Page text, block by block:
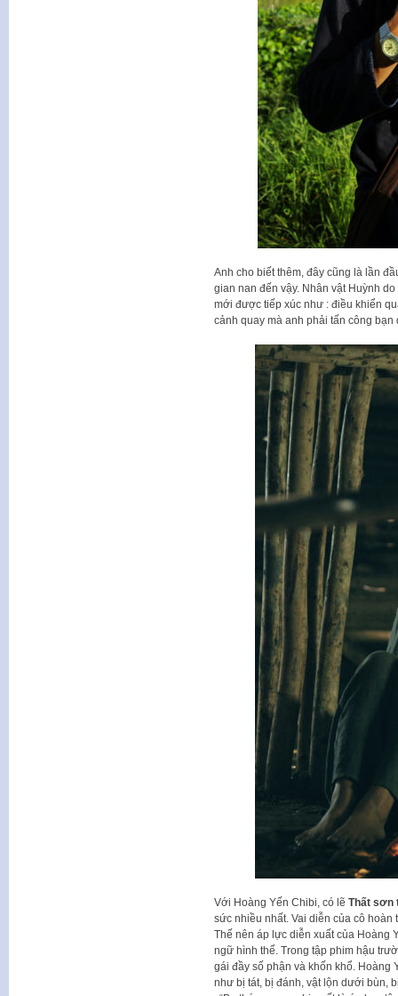
Anh cho biết thêm, đây cũng là lần
gian nan đến vậy. Nhân vật Huỳnh
mới được tiếp xúc như : điều khiển
cảnh quay mà anh phải tấn công bạn
Với Hoàng Yến Chibi, có lẽ Thất sơn
sức nhiều nhất. Vai diễn của cô
Thế nên áp lực diễn xuất của Hoàng
ngữ hình thể. Trong tập phim hậu
gái đầy số phận và khốn khổ. Hoàng
như bị tát, bị đánh, vật lộn dưới bùn,